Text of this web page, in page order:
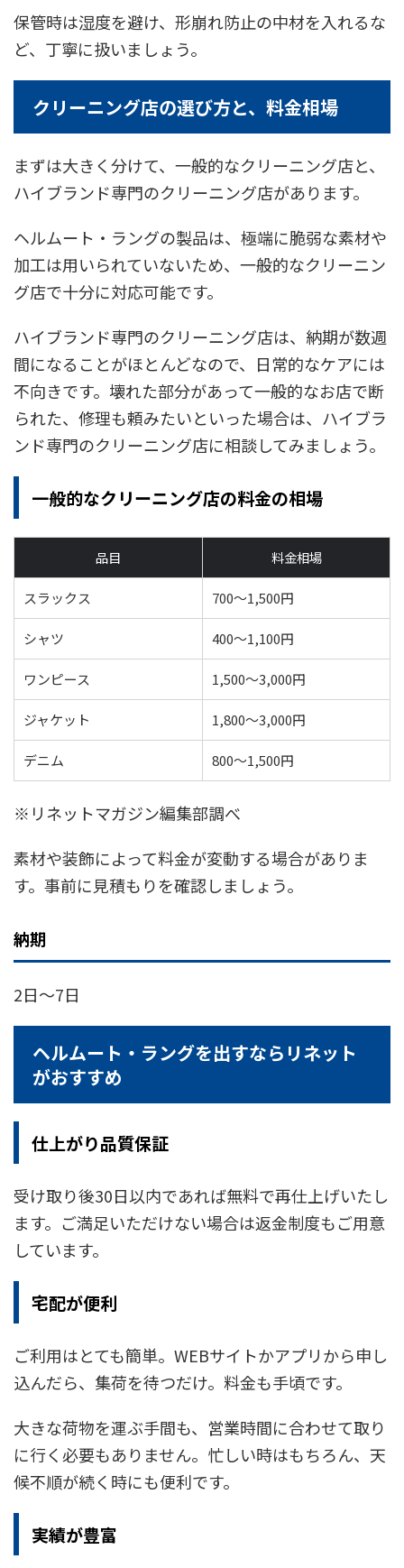
保管時は湿度を避け、形崩れ防止の中材を入れるな
ど、丁寧に扱いましょう。
クリーニング店の選び方と、料金相場
まずは大きく分けて、一般的なクリーニング店と、
ハイブランド専門のクリーニング店があります。
ヘルムート・ラングの製品は、極端に脆弱な素材や
加工は用いられていないため、一般的なクリーニン
グ店で十分に対応可能です。
ハイブランド専門のクリーニング店は、納期が数週
間になることがほとんどなので、日常的なケアには
不向きです。壊れた部分があって一般的なお店で断
られた、修理も頼みたいといった場合は、ハイブラ
ンド専門のクリーニング店に相談してみましょう。
一般的なクリーニング店の料金の相場
品目 料金相場
スラックス 700〜1,500円
シャツ 400〜1,100円
ワンピース 1,500〜3,000円
ジャケット 1,800〜3,000円
デニム 800〜1,500円
※リネットマガジン編集部調べ
素材や装飾によって料金が変動する場合がありま
す。事前に見積もりを確認しましょう。
納期
2日〜7日
ヘルムート・ラングを出すならリネット
がおすすめ
仕上がり品質保証
受け取り後30日以内であれば無料で再仕上げいたし
ます。ご満足いただけない場合は返金制度もご用意
しています。
宅配が便利
ご利用はとても簡単。WEBサイトかアプリから申し
込んだら、集荷を待つだけ。料金も手頃です。
大きな荷物を運ぶ手間も、営業時間に合わせて取り
に行く必要もありません。忙しい時はもちろん、天
候不順が続く時にも便利です。
実績が豊富